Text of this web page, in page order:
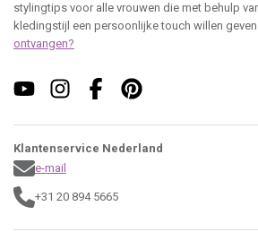
stylingtips voor alle vrouwen die met behulp
kledingstijl een persoonlijke touch willen
ontvangen?
Klantenservice Nederland
e-mail
+31 20 894 5665